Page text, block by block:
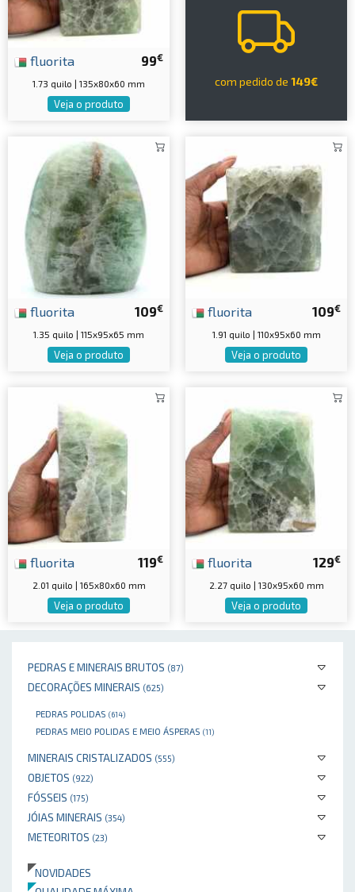
PEDRAS E MINERAIS BRUTOS (87)
DECORAÇÕES MINERAIS (625)
PEDRAS POLIDAS (614)
PEDRAS MEIO POLIDAS E MEIO ÁSPERAS (11)
MINERAIS CRISTALIZADOS (555)
OBJETOS (922)
FÓSSEIS (175)
JÓIAS MINERAIS (354)
METEORITOS (23)
NOVIDADES
99€
fluorita
1.73 quilo | 135x80x60 mm
Veja o produto
com pedido de 149€
109€
fluorita
1.35 quilo | 115x95x65 mm
Veja o produto
109€
fluorita
1.91 quilo | 110x95x60 mm
Veja o produto
119€
fluorita
2.01 quilo | 165x80x60 mm
Veja o produto
129€
fluorita
2.27 quilo | 130x95x60 mm
Veja o produto